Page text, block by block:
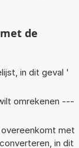
de
in dit geval '
omrekenen ---
met
in dit